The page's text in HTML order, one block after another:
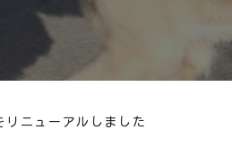
リニューアルしました